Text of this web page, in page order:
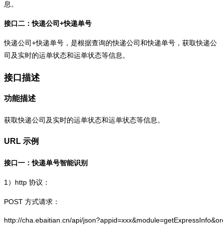
息。
接口二：快递公司+快递单号
快递公司+快递单号，是根据查询的快递公司和快递单号，获取快递公
司及实时的运单状态和运单状态等信息。
接口描述
功能描述
获取快递公司及实时的运单状态和运单状态等信息。
URL 示例
接口一：快递单号智能识别
1） http 协议：
POST 方式请求：
http://cha.ebaitian.cn/api/